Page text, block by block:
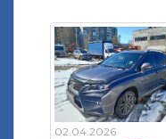
02.04.2026